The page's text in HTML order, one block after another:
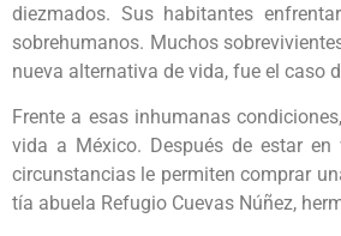
diezmados. Sus habitantes
sobrehumanos. Muchos
nueva alternativa de vida, fue el caso
Frente a esas inhumanas
vida a México. Después de estar
circunstancias le permiten comprar
tía abuela Refugio Cuevas Núñez,